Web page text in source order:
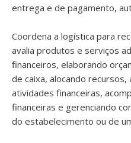
entrega e de pagamento,
Coordena a logística para
avalia produtos e serviços
financeiros, elaborando
de caixa, alocando
atividades financeiras,
financeiras e gerenciando
do estabelecimento ou de